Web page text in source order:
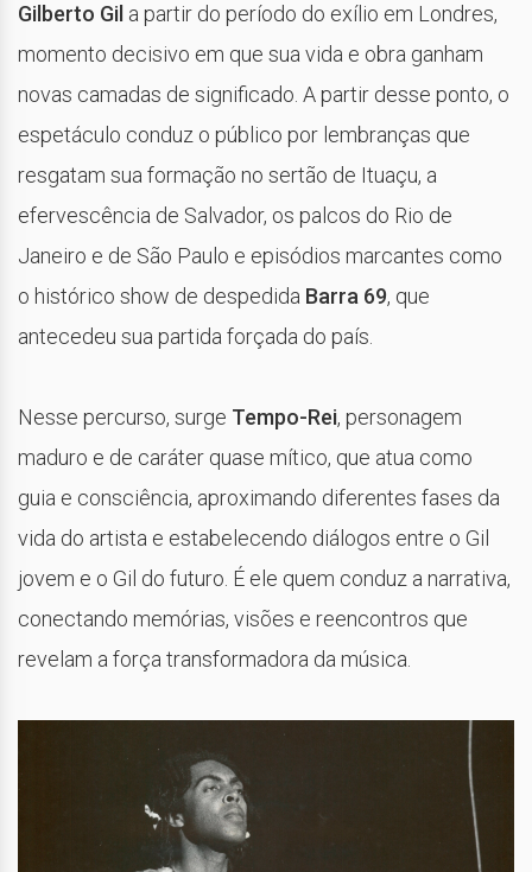
Gilberto Gil a partir do período do exílio em Londres,
momento decisivo em que sua vida e obra ganham
novas camadas de significado. A partir desse ponto, o
espetáculo conduz o público por lembranças que
resgatam sua formação no sertão de Ituaçu, a
efervescência de Salvador, os palcos do Rio de
Janeiro e de São Paulo e episódios marcantes como
o histórico show de despedida Barra 69, que
antecedeu sua partida forçada do país.
Nesse percurso, surge Tempo-Rei, personagem
maduro e de caráter quase mítico, que atua como
guia e consciência, aproximando diferentes fases da
vida do artista e estabelecendo diálogos entre o Gil
jovem e o Gil do futuro. É ele quem conduz a narrativa,
conectando memórias, visões e reencontros que
revelam a força transformadora da música.